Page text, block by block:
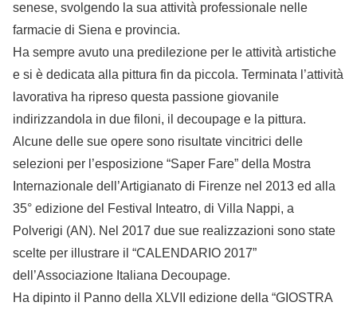
senese, svolgendo la sua attività professionale nelle
farmacie di Siena e provincia.
Ha sempre avuto una predilezione per le attività artistiche
e si è dedicata alla pittura fin da piccola. Terminata l’attività
lavorativa ha ripreso questa passione giovanile
indirizzandola in due filoni, il decoupage e la pittura.
Alcune delle sue opere sono risultate vincitrici delle
selezioni per l’esposizione “Saper Fare” della Mostra
Internazionale dell’Artigianato di Firenze nel 2013 ed alla
35° edizione del Festival Inteatro, di Villa Nappi, a
Polverigi (AN). Nel 2017 due sue realizzazioni sono state
scelte per illustrare il “CALENDARIO 2017”
dell’Associazione Italiana Decoupage.
Ha dipinto il Panno della XLVII edizione della “GIOSTRA